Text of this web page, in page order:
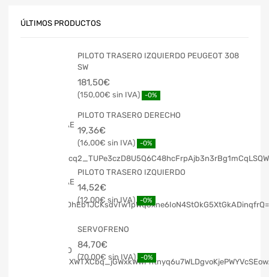
ÚLTIMOS PRODUCTOS
PILOTO TRASERO IZQUIERDO PEUGEOT 308
SW
181,50€
150,00€ -0%
PILOTO TRASERO DERECHO
19,36€
16,00€ -0%
PILOTO TRASERO IZQUIERDO
14,52€
12,00€ -0%
SERVOFRENO
84,70€
70,00€ -0%